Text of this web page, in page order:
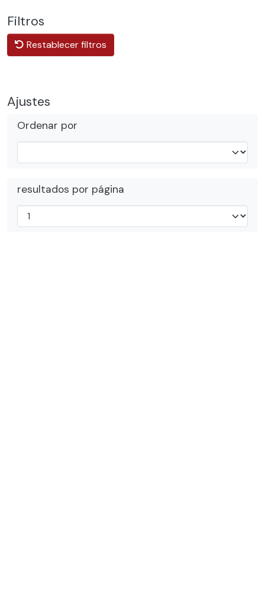
Filtros
Restablecer filtros
Ajustes
Ordenar por
resultados por página